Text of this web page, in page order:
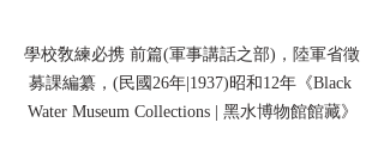
學校敎練必携 前篇(軍事講話之部)，陸軍省徵
募課編纂，(民國26年|1937)昭和12年《Black
Water Museum Collections | 黑水博物館館藏》